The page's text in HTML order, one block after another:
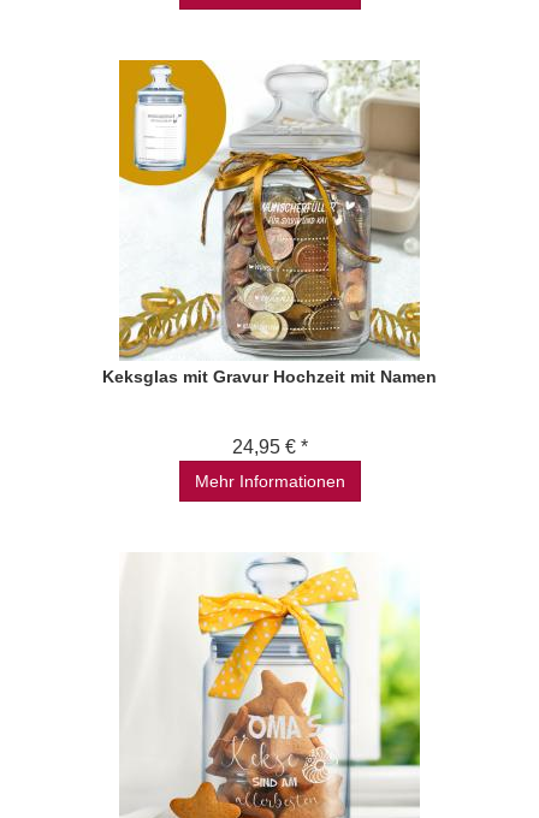
Keksglas mit Gravur Hochzeit mit Namen
24,95 € *
Mehr Informationen